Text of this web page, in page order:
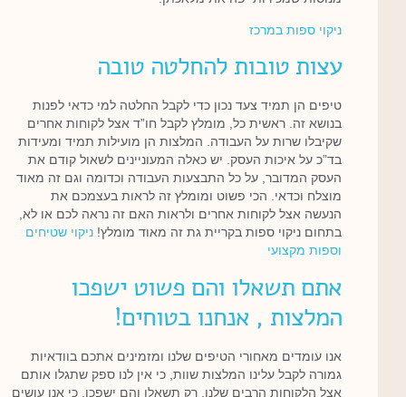
ניקוי ספות במרכז
עצות טובות להחלטה טובה
טיפים הן תמיד צעד נכון כדי לקבל החלטה למי כדאי לפנות
בנושא זה. ראשית כל, מומלץ לקבל חו”ד אצל לקוחות אחרים
שקיבלו שרות על העבודה. המלצות הן מועילות תמיד ומעידות
בד”כ על איכות העסק. יש כאלה המעוניינים לשאול קודם את
העסק המדובר, על כל התבצעות העבודה וכדומה וגם זה מאוד
מוצלח וכדאי. הכי פשוט ומומלץ זה לראות בעצמכם את
הנעשה אצל לקוחות אחרים ולראות האם זה נראה לכם או לא,
בתחום ניקוי ספות בקריית גת זה מאוד מומלץ! ניקוי שטיחים
וספות מקצועי
אתם תשאלו והם פשוט ישפכו
המלצות , אנחנו בטוחים!
אנו עומדים מאחורי הטיפים שלנו ומזמינים אתכם בוודאיות
גמורה לקבל עלינו המלצות שוות, כי אין לנו ספק שתגלו אותם
אצל הלקוחות הרבים שלנו, רק תשאלו והם ישפכו, כי אנו עושים